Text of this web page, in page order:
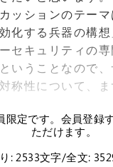
ッションのテー
化する兵器の構想
セキュリティの
いうことなので
称性について、
限定です。会員登録
ただけます。
: 2533文字/全文: